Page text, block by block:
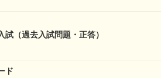
試（過去入試問題・正答）
ド